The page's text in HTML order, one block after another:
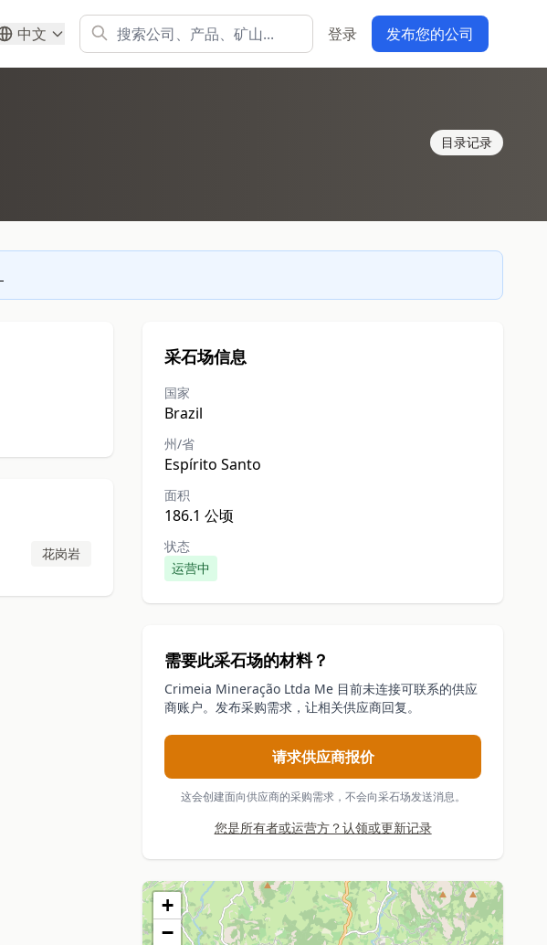
中文 登录 发布您的公司
目录记录
花岗岩
采石场信息
国家
Brazil
州/省
Espírito Santo
面积
186.1 公顷
状态
运营中
需要此采石场的材料？
Crimeia Mineração Ltda Me 目前未连接可联系的供应
商账户。发布采购需求，让相关供应商回复。
请求供应商报价
这会创建面向供应商的采购需求，不会向采石场发送消息。
您是所有者或运营方？认领或更新记录
+
−